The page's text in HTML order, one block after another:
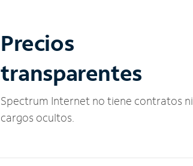
Precios
transparentes
Spectrum Internet no tiene contratos ni
cargos ocultos.